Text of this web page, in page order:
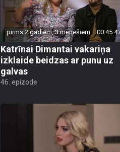
pirms 2 gadiem, 3 mēnešiem
Katrīnai Dimantai vakariņa
izklaide beidzas ar punu uz
galvas
46. epizode